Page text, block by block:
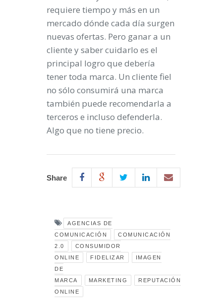
requiere tiempo y más en un
mercado dónde cada día surgen
nuevas ofertas. Pero ganar a un
cliente y saber cuidarlo es el
principal logro que debería
tener toda marca. Un cliente fiel
no sólo consumirá una marca
también puede recomendarla a
terceros e incluso defenderla.
Algo que no tiene precio.
Share
AGENCIAS DE
COMUNICACIÓN
COMUNICACIÓN
2.0
CONSUMIDOR
ONLINE
FIDELIZAR
IMAGEN
DE
MARCA
MARKETING
REPUTACIÓN
ONLINE